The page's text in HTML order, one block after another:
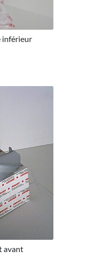
inférieur
66,00€.
avant